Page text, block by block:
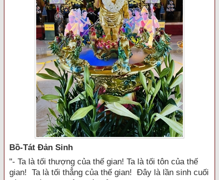
Bồ-Tát Đản Sinh
"- Ta là tối thượng của thế gian! Ta là tối tôn của thế
gian! Ta là tối thẳng của thế gian! Đây là lần sinh cuối